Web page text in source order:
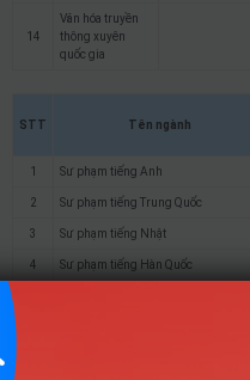
14
Văn hóa truyền
thông xuyên
quốc gia
STT Tên ngành
1 Sư phạm tiếng Anh
2 Sư phạm tiếng Trung Quốc
3 Sư phạm tiếng Nhật
4 Sư phạm tiếng Hàn Quốc